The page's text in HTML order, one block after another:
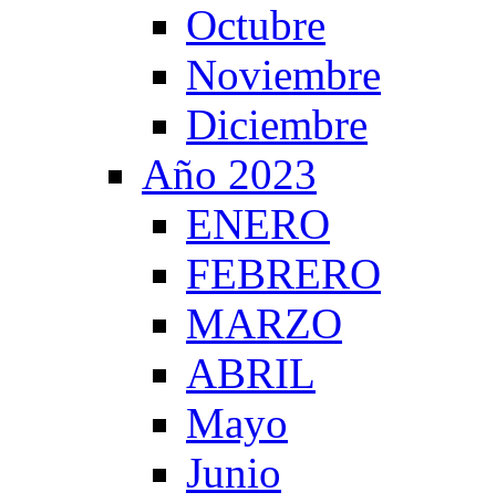
Octubre
Noviembre
Diciembre
Año 2023
ENERO
FEBRERO
MARZO
ABRIL
Mayo
Junio